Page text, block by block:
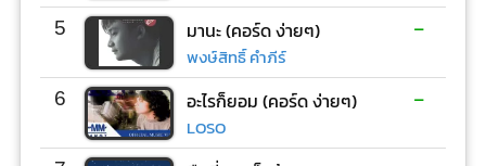
5 มานะ (คอร์ด ง่ายๆ)
พงษ์สิทธิ์ คำภีร์
-
6 อะไรก็ยอม (คอร์ด ง่ายๆ)
LOSO
-